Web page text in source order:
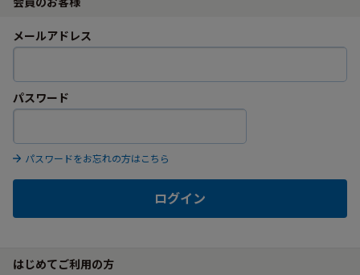
メールアドレス
パスワード
パスワードをお忘れの方はこちら
ログイン
はじめてご利用の方